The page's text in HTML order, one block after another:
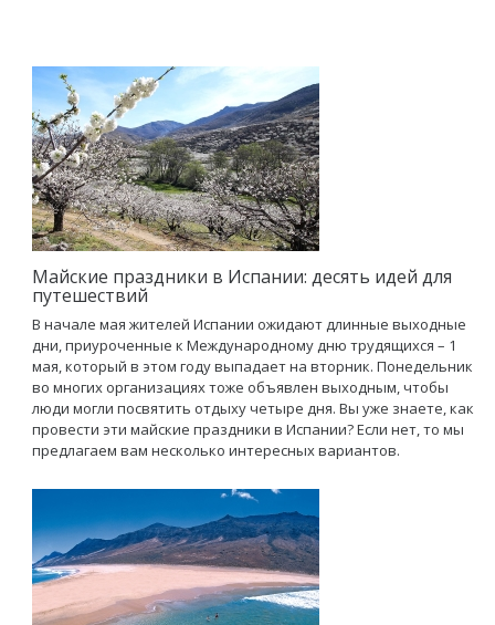
Майские праздники в Испании: десять идей для
путешествий
В начале мая жителей Испании ожидают длинные выходные
дни, приуроченные к Международному дню трудящихся – 1
мая, который в этом году выпадает на вторник. Понедельник
во многих организациях тоже объявлен выходным, чтобы
люди могли посвятить отдыху четыре дня. Вы уже знаете, как
провести эти майские праздники в Испании? Если нет, то мы
предлагаем вам несколько интересных вариантов.